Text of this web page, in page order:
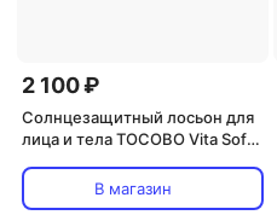
2 100 ₽
Солнцезащитный лосьон для
лица и тела TOCOBO Vita Soft
В магазин